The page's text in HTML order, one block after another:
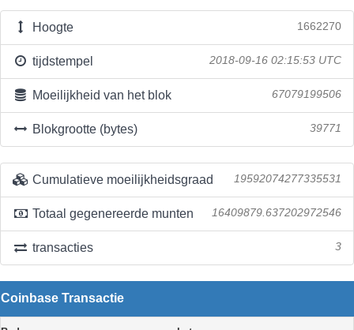
Hoogte 1662270
tijdstempel 2018-09-16 02:15:53 UTC
Moeilijkheid van het blok 67079199506
Blokgrootte (bytes) 39771
Cumulatieve moeilijkheidsgraad 19592074277335531
Totaal gegenereerde munten 16409879.637202972546
transacties 3
Coinbase Transactie